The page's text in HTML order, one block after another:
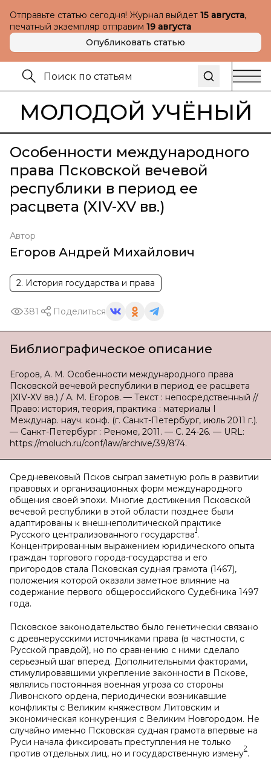
Отправьте статью сегодня! Журнал выйдет 15 августа,
печатный экземпляр отправим 19 августа
Опубликовать статью
МОЛОДОЙ УЧЁНЫЙ
Особенности международного
права Псковской вечевой
республики в период ее
расцвета (XIV-XV вв.)
Автор
Егоров Андрей Михайлович
2. История государства и права
381 Поделиться
Библиографическое описание
Егоров, А. М. Особенности международного права
Псковской вечевой республики в период ее расцвета
(XIV-XV вв.) / А. М. Егоров. — Текст : непосредственный //
Право: история, теория, практика : материалы I
Междунар. науч. конф. (г. Санкт-Петербург, июль 2011 г.).
— Санкт-Петербург : Реноме, 2011. — С. 24-26. — URL:
https://moluch.ru/conf/law/archive/39/874.
Средневековый Псков сыграл заметную роль в развитии
правовых и организационных форм международного
общения своей эпохи. Многие достижения Псковской
вечевой республики в этой области позднее были
адаптированы к внешнеполитической практике
Русского централизованного государства1.
Концентрированным выражением юридического опыта
граждан торгового города-государства и его
пригородов стала Псковская судная грамота (1467),
положения которой оказали заметное влияние на
содержание первого общероссийского Судебника 1497
года.
Псковское законодательство было генетически связано
с древнерусскими источниками права (в частности, с
Русской правдой), но по сравнению с ними сделало
серьезный шаг вперед. Дополнительными факторами,
стимулировавшими укрепление законности в Пскове,
являлись постоянная военная угроза со стороны
Ливонского ордена, периодически возникавшие
конфликты с Великим княжеством Литовским и
экономическая конкуренция с Великим Новгородом. Не
случайно именно Псковская судная грамота впервые на
Руси начала фиксировать преступления не только
против отдельных лиц, но и государственную измену2.